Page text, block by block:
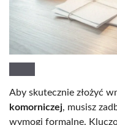
Aby skutecznie złożyć
komorniczej, musisz
wymogi formalne.